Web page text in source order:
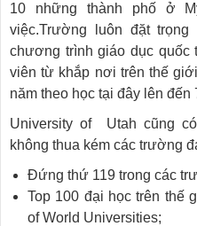
10 những thành phố ở
việc.Trường luôn đặt
chương trình giáo dục quốc
viên từ khắp nơi trên thế
năm theo học tại đây lên đến
University of Utah cũng
không thua kém các trường
Đứng thứ 119 trong các
Top 100 đại học trên thế
of World Universities;